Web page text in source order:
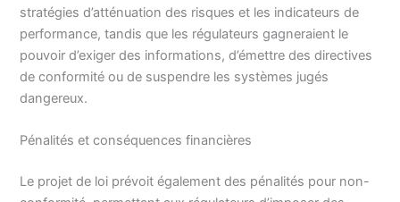
stratégies d’atténuation des risques et les indicateurs de
performance, tandis que les régulateurs gagneraient le
pouvoir d’exiger des informations, d’émettre des directives
de conformité ou de suspendre les systèmes jugés
dangereux.
Pénalités et conséquences financières
Le projet de loi prévoit également des pénalités pour non-